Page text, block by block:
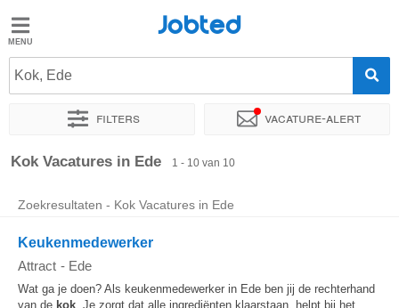
Jobted
Vacatures
Salarissen
Jobted
Kok, Ede
Filters Vacature-alert
Sorteer op Exacte locatie Bedrijf
Kok Vacatures in Ede 1 - 10 van 10
Zoekresultaten - Kok Vacatures in Ede
Keukenmedewerker
Attract - Ede
Wat ga je doen? Als keukenmedewerker in Ede ben jij de rechterhand
van de kok. Je zorgt dat alle ingrediënten klaarstaan, helpt bij het